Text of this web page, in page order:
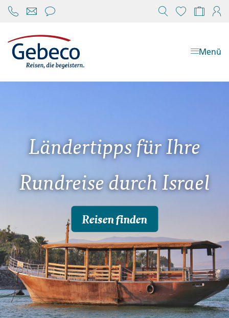
Chat öffnen Mein
Menü
Ländertipps für Ihre
Rundreise durch Israel
Reisen finden